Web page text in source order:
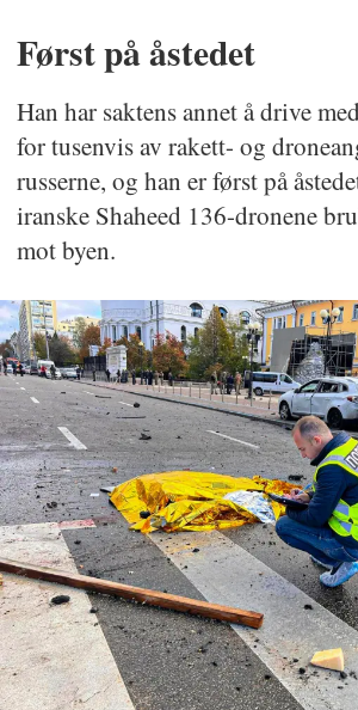
Først på åstedet
Han har saktens annet å drive
for tusenvis av rakett- og
russerne, og han er først på
iranske Shaheed 136-dronene
mot byen.